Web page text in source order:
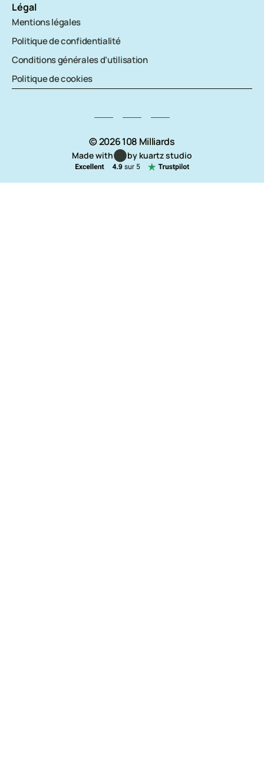
Légal
Mentions légales
Politique de confidentialité
Conditions générales d’utilisation
Politique de cookies
© 2026 108 Milliards
Made with by kuartz studio